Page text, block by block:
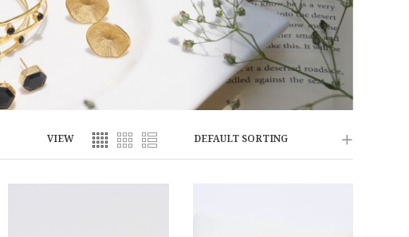
VIEW DEFAULT SORTING